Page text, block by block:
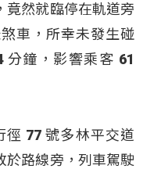
竟然就臨停在軌道旁
車，所幸未發生碰
分鐘，影響乘客 61
77 號多林平交道
於路線旁，列車駕駛